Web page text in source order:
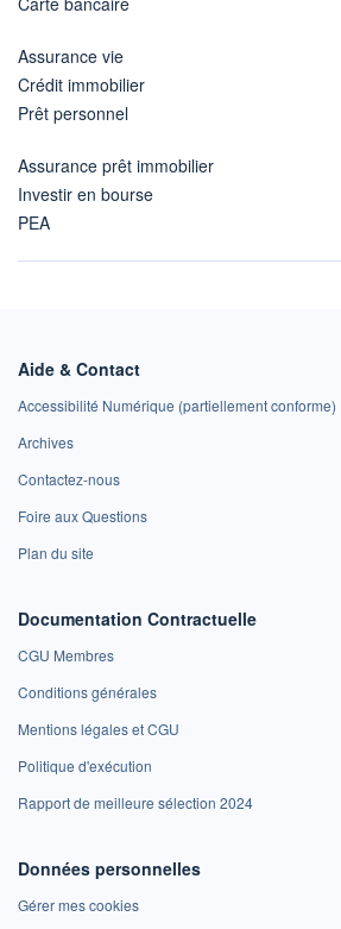
Assurance vie
Crédit immobilier
Prêt personnel
Assurance prêt immobilier
Investir en bourse
PEA
Aide & Contact
Accessibilité Numérique (partiellement conforme)
Archives
Contactez-nous
Foire aux Questions
Plan du site
Documentation Contractuelle
CGU Membres
Conditions générales
Mentions légales et CGU
Politique d'exécution
Rapport de meilleure sélection 2024
Données personnelles
Gérer mes cookies